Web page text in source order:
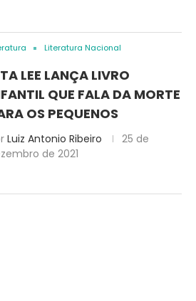
Literatura Nacional
LEE LANÇA LIVRO
QUE FALA DA MORTE
OS PEQUENOS
Luiz Antonio Ribeiro
25 de
de 2021